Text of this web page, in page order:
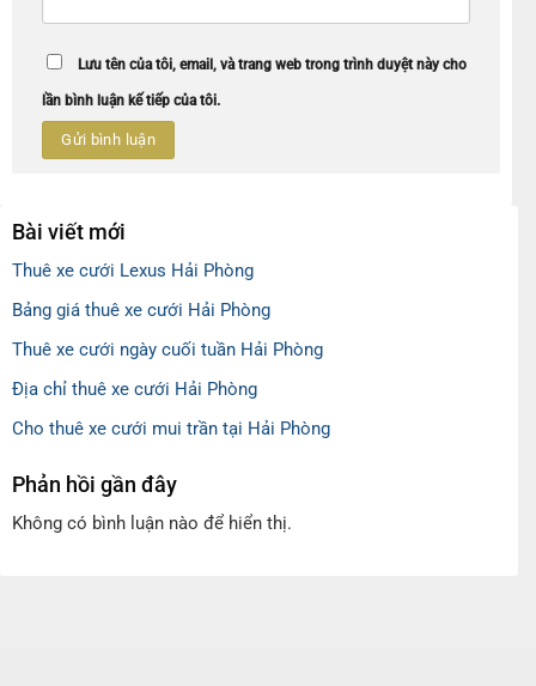
Lưu tên của tôi, email, và trang web trong trình duyệt này cho
lần bình luận kế tiếp của tôi.
Bài viết mới
Thuê xe cưới Lexus Hải Phòng
Bảng giá thuê xe cưới Hải Phòng
Thuê xe cưới ngày cuối tuần Hải Phòng
Địa chỉ thuê xe cưới Hải Phòng
Cho thuê xe cưới mui trần tại Hải Phòng
Phản hồi gần đây
Không có bình luận nào để hiển thị.